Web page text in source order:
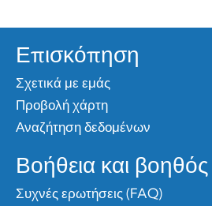
Επισκόπηση
Σχετικά με εμάς
Προβολή χάρτη
Αναζήτηση δεδομένων
Βοήθεια και βοηθός
Συχνές ερωτήσεις (FAQ)